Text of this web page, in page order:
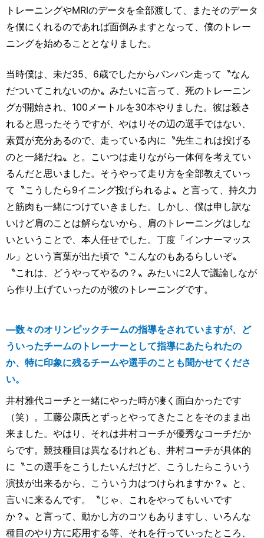
トレーニングやMRIのデータを全部渡して、またそのデータ
を僕にくれるのであれば面倒みますとなって、僕のトレー
ニングを始めることとなりました。
当時僕は、未だ35、6歳でしたからバンバン走って〝なん
だついてこれないのか〟みたいに言って、死のトレーニン
グが開始され、100メートルを30本やりました。彼は殺さ
れると思ったそうですが、やはりその辺の選手ではない、
素質が充分あるので、走っている内に〝先生これは投げる
のと一緒だね〟と。こいつは走りながら一体何を考えてい
るんだと思いました。そうやって走り方を全部教えていっ
て〝こうしたら9イニング投げられるよ〟と言って、持久力
と筋肉も一緒につけていきました。しかし、僕は申し訳な
いけど肩のことは解らないから、肩のトレーニングはしな
いということで、本人任せでした。丁度「インナーマッス
ル」という言葉が出た頃で〝こんなのもあるらしいぞ〟
〝これは、どうやってやるの？〟みたいに2人で議論しなが
ら作り上げていったのが彼のトレーニングです。
―数々のオリンピックチームの指導をされていますが、ど
ういったチームのトレーナーとして指導にあたられたの
か、特に印象に残るチームや選手のことも聞かせてくださ
い。
井村雅代コーチと一緒にやった時が凄く面白かったです
（笑）。工藤公康氏とずっとやってきたことをそのまま出
来ました。やはり、それは井村コーチが優秀なコーチだか
らです。競技種目は異なるけれども、井村コーチが具体的
に〝この選手をこうしたいんだけど、こうしたらこういう
演技が出来るから、こういう力はつけられますか？〟と、
言いに来るんです。〝じゃ、これをやってもいいです
か？〟と言って、動かし方のコツもありますし、いろんな
種目のやり方に応用する等、それを行っていったところ、